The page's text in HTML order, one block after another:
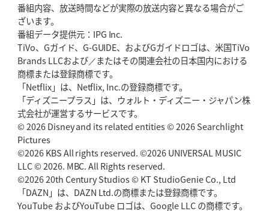
番組内容、放送時間などが実際の放送内容と異なる場合がご
ざいます。
番組データ提供元：IPG Inc.
TiVo、Gガイド、G-GUIDE、およびGガイドロゴは、米国TiVo
Brands LLCおよび／またはその関連会社の日本国内における
商標または登録商標です。
「Netflix」は、Netflix, Inc.の登録商標です。
「ディズニープラス」は、ウォルト・ディズニー・ジャパン株
式会社が運営するサービスです。
© 2026 Disney and its related entities © 2026 Searchlight
Pictures
©2026 KBS All rights reserved. ©2026 UNIVERSAL MUSIC
LLC © 2026. MBC. All Rights reserved.
©2026 20th Century Studios © KT StudioGenie Co., Ltd
「DAZN」は、DAZN Ltd.の商標または登録商標です。
YouTube およびYouTube ロゴは、Google LLC の商標です。